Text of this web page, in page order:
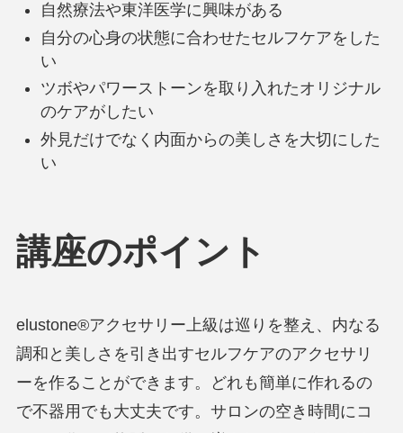
自然療法や東洋医学に興味がある
自分の心身の状態に合わせたセルフケアをした
い
ツボやパワーストーンを取り入れたオリジナル
のケアがしたい
外見だけでなく内面からの美しさを大切にした
い
講座のポイント
elustone®アクセサリー上級は巡りを整え、内なる
調和と美しさを引き出すセルフケアのアクセサリ
ーを作ることができます。どれも簡単に作れるの
で不器用でも大丈夫です。サロンの空き時間にコ